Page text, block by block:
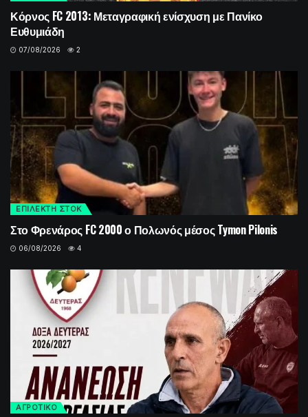
Κόρνος FC 2013: Μεταγραφική ενίσχυση με Πανίκο
Ευθυμιάδη
07/08/2026 2
ΕΠΙΛΕΚΤΗ ΣΤΟΚ
Στο Φρενάρος FC 2000 ο Πολωνός μέσος Tymon Pilonis
06/08/2026 4
ΑΓΡΟΤΙΚΟ